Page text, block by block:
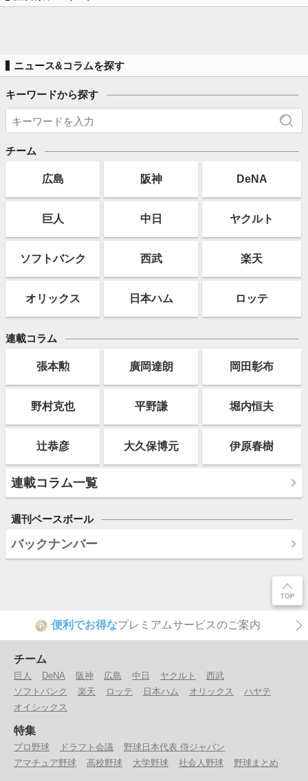
ニュース&コラムを探す
キーワードから探す
チーム
広島 阪神 DeNA
巨人 中日 ヤクルト
ソフトバンク 西武 楽天
オリックス 日本ハム ロッテ
連載コラム
張本勲 廣岡達朗 岡田彰布
野村克也 平野謙 堀内恒夫
辻恭彦 大久保博元 伊原春樹
連載コラム一覧
週刊ベースボール
バックナンバー
P 便利でお得なプレミアムサービスのご案内
チーム
巨人 DeNA 阪神 広島 中日 ヤクルト
西武
ソフトバンク
楽天 ロッテ 日本ハム オリックス
ハヤテ
オイシックス
特集
プロ野球 ドラフト会議
野球日本代表 侍ジャパン
アマチュア野球
高校野球 大学野球 社会人野球 野球まとめ